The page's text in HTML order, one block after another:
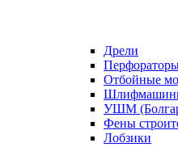
Дрели
Отбойные
УШМ
Фены
Лобзики